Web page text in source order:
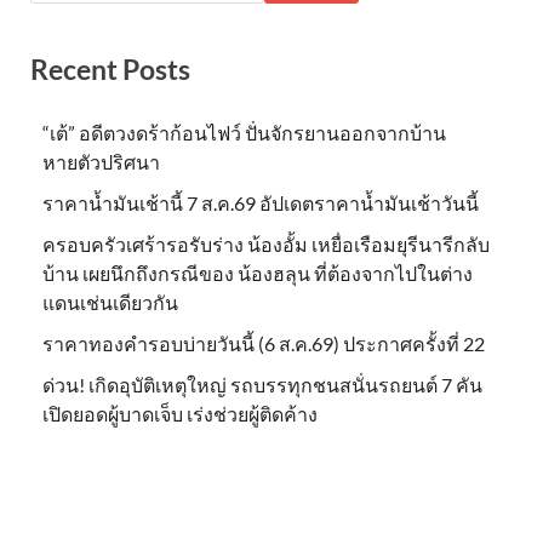
Recent Posts
“เต้” อดีตวงดร้าก้อนไฟว์ ปั่นจักรยานออกจากบ้าน
หายตัวปริศนา
ราคาน้ำมันเช้านี้ 7 ส.ค.69 อัปเดตราคาน้ำมันเช้าวันนี้
ครอบครัวเศร้ารอรับร่าง น้องอั้ม เหยื่อเรือมยุรีนารีกลับ
บ้าน เผยนึกถึงกรณีของ น้องฮลุน ที่ต้องจากไปในต่าง
แดนเช่นเดียวกัน
ราคาทองคำรอบบ่ายวันนี้ (6 ส.ค.69) ประกาศครั้งที่ 22
ด่วน! เกิดอุบัติเหตุใหญ่ รถบรรทุกชนสนั่นรถยนต์ 7 คัน
เปิดยอดผู้บาดเจ็บ เร่งช่วยผู้ติดค้าง